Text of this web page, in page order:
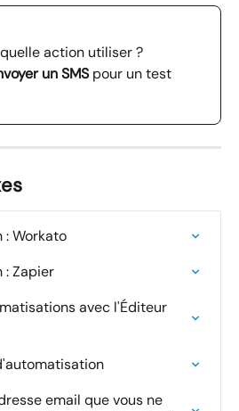
action utiliser ?
un SMS pour un test
Workato
: Zapier
avec l'Éditeur
email que vous ne